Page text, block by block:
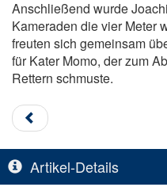
Anschließend wurde
Kameraden die vier Meter
freuten sich gemeinsam
für Kater Momo, der zum
Rettern schmuste.
Artikel-Details